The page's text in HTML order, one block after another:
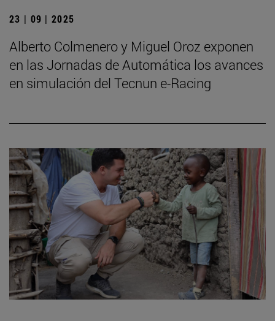
23 | 09 | 2025
Alberto Colmenero y Miguel Oroz exponen
en las Jornadas de Automática los avances
en simulación del Tecnun e-Racing